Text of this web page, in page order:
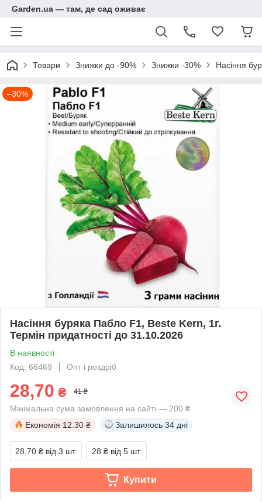
Garden.ua — там, де сад оживає
Товари Знижки до -90% Знижки -30% Насіння
–30%
Насіння буряка Пабло F1, Beste Kern, 1г.
Термін придатності до 31.10.2026
В наявності
Код: 66469
Опт і роздріб
28,70 ₴ 41 ₴
Мінімальна сума замовлення на сайті — 200 ₴
Економія 12.30 ₴ Залишилось 34 дні
28,70 ₴ від 3 шт. 28 ₴ від 5 шт.
Купити